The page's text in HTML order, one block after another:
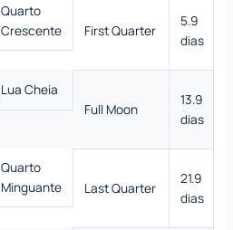
Quarto
Crescente
First Quarter
5.9
dias
Lua Cheia
Full Moon
13.9
dias
Quarto
Minguante
Last Quarter
21.9
dias